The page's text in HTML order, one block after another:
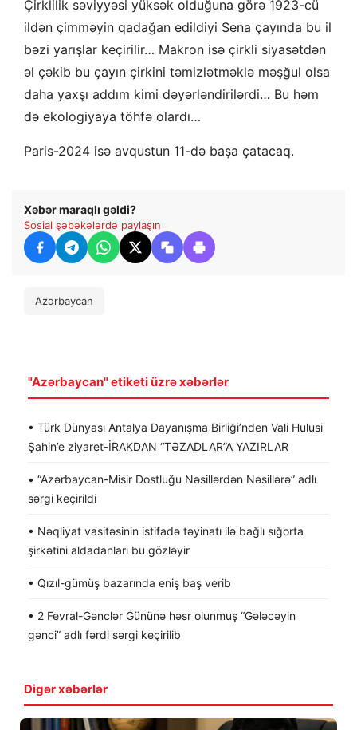
Çirklilik səviyyəsi yüksək olduğuna görə 1923-cü
ildən çimməyin qadağan edildiyi Sena çayında bu il
bəzi yarışlar keçirilir… Makron isə çirkli siyasətdən
əl çəkib bu çayın çirkini təmizlətməklə məşğul olsa
daha yaxşı addım kimi dəyərləndirilərdi… Bu həm
də ekologiyaya töhfə olardı…
Paris-2024 isə avqustun 11-də başa çatacaq.
Xəbər maraqlı gəldi?
Sosial şəbəkələrdə paylaşın
Azərbaycan
"Azərbaycan" etiketi üzrə xəbərlər
• Türk Dünyası Antalya Dayanışma Birliği’nden Vali Hulusi
Şahin’e ziyaret-İRAKDAN “TƏZADLAR”A YAZIRLAR
• “Azərbaycan-Misir Dostluğu Nəsillərdən Nəsillərə” adlı
sərgi keçirildi
• Nəqliyat vasitəsinin istifadə təyinatı ilə bağlı sığorta
şirkətini aldadanları bu gözləyir
• Qızıl-gümüş bazarında eniş baş verib
• 2 Fevral-Gənclər Gününə həsr olunmuş “Gələcəyin
gənci” adlı fərdi sərgi keçirilib
Digər xəbərlər